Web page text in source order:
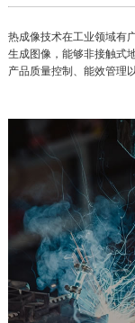
热成像技术在工业领域有
生成图像，能够非接触式
产品质量控制、能效管理